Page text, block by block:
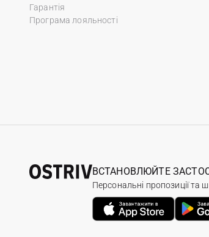
Гарантія
Програма лояльності
ВСТАНОВЛЮЙТЕ
Персональні пропозиції та